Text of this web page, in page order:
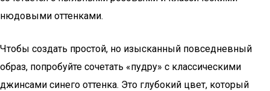
нюдовыми оттенками.
Чтобы создать простой, но изысканный повседневный
образ, попробуйте сочетать «пудру» с классическими
джинсами синего оттенка. Это глубокий цвет, который